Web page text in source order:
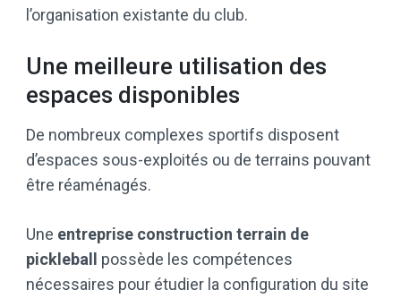
l’organisation existante du club.
Une meilleure utilisation des
espaces disponibles
De nombreux complexes sportifs disposent
d’espaces sous-exploités ou de terrains pouvant
être réaménagés.
Une entreprise construction terrain de
pickleball
possède les compétences
nécessaires pour étudier la configuration du site